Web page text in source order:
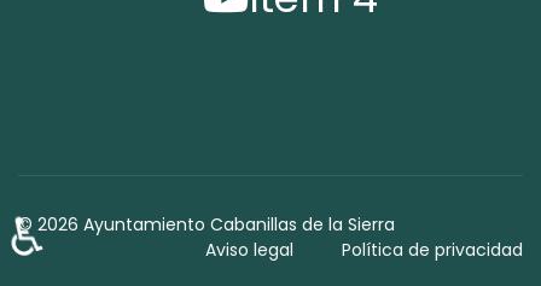
© 2026 Ayuntamiento Cabanillas de la Sierra
Aviso legal
Política de privacidad